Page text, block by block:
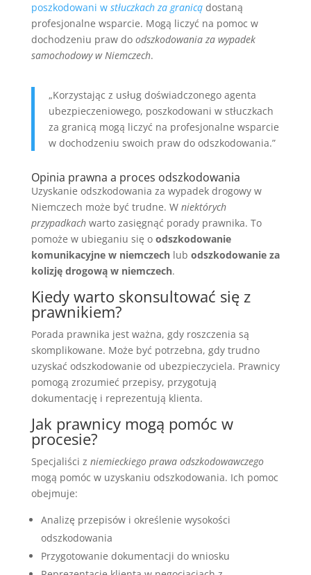
poszkodowani w stłuczkach za granicądostaną
profesjonalne wsparcie. Mogą liczyć na pomoc w
dochodzeniu praw do odszkodowania za wypadek
samochodowy w Niemczech.
„Korzystając z usług doświadczonego agenta
ubezpieczeniowego, poszkodowani w stłuczkach
za granicą mogą liczyć na profesjonalne wsparcie
w dochodzeniu swoich praw do odszkodowania.”
Opinia prawna a proces odszkodowania
Uzyskanie odszkodowania za wypadek drogowy w
Niemczech może być trudne. W niektórych
przypadkachwarto zasięgnąć porady prawnika. To
pomoże w ubieganiu się o odszkodowanie
komunikacyjne w niemczechlub odszkodowanie za
kolizję drogową w niemczech.
Kiedy warto skonsultować się z
prawnikiem?
Porada prawnika jest ważna, gdy roszczenia są
skomplikowane. Może być potrzebna, gdy trudno
uzyskać odszkodowanie od ubezpieczyciela. Prawnicy
pomogą zrozumieć przepisy, przygotują
dokumentację i reprezentują klienta.
Jak prawnicy mogą pomóc w
procesie?
Specjaliści z niemieckiego prawa odszkodowawczego
mogą pomóc w uzyskaniu odszkodowania. Ich pomoc
obejmuje:
Analizę przepisów i określenie wysokości
odszkodowania
Przygotowanie dokumentacji do wniosku